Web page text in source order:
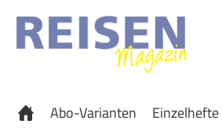
Hauptinhalt springen
Zur Suche springen
Zur Hauptnavigation springen
Abo-Varianten Einzelhefte